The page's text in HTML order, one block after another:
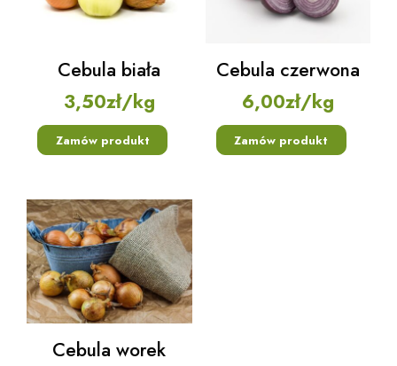
Cebula biała
3,50zł/kg
Zamów produkt
Cebula czerwona
6,00zł/kg
Zamów produkt
Cebula worek